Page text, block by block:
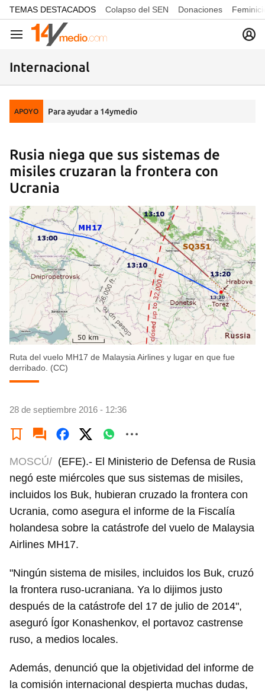
common.go-to-content
TEMAS DESTACADOS Colapso del SEN Donaciones
Navegación
Internacional
APOYO Para ayudar a 14ymedio
Rusia niega que sus sistemas de
misiles cruzaran la frontera con
Ucrania
Ruta del vuelo MH17 de Malaysia Airlines y lugar en que fue
derribado. (CC)
28 de septiembre 2016 - 12:36
MOSCÚ/ (EFE).- El Ministerio de Defensa de Rusia
negó este miércoles que sus sistemas de misiles,
incluidos los Buk, hubieran cruzado la frontera con
Ucrania, como asegura el informe de la Fiscalía
holandesa sobre la catástrofe del vuelo de Malaysia
Airlines MH17.
"Ningún sistema de misiles, incluidos los Buk, cruzó
la frontera ruso-ucraniana. Ya lo dijimos justo
después de la catástrofe del 17 de julio de 2014",
aseguró Ígor Konashenkov, el portavoz castrense
ruso, a medios locales.
Además, denunció que la objetividad del informe de
la comisión internacional despierta muchas dudas,